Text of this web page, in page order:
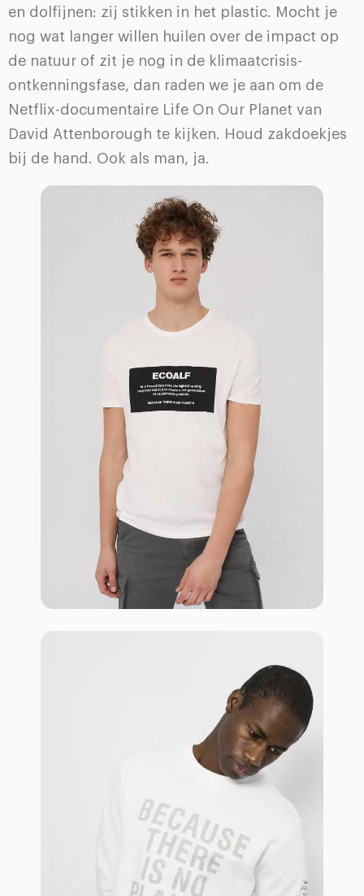
en dolfijnen: zij stikken in het plastic. Mocht je
nog wat langer willen huilen over de impact op
de natuur of zit je nog in de klimaatcrisis-
ontkenningsfase, dan raden we je aan om de
Netflix-documentaire Life On Our Planet van
David Attenborough te kijken. Houd zakdoekjes
bij de hand. Ook als man, ja.